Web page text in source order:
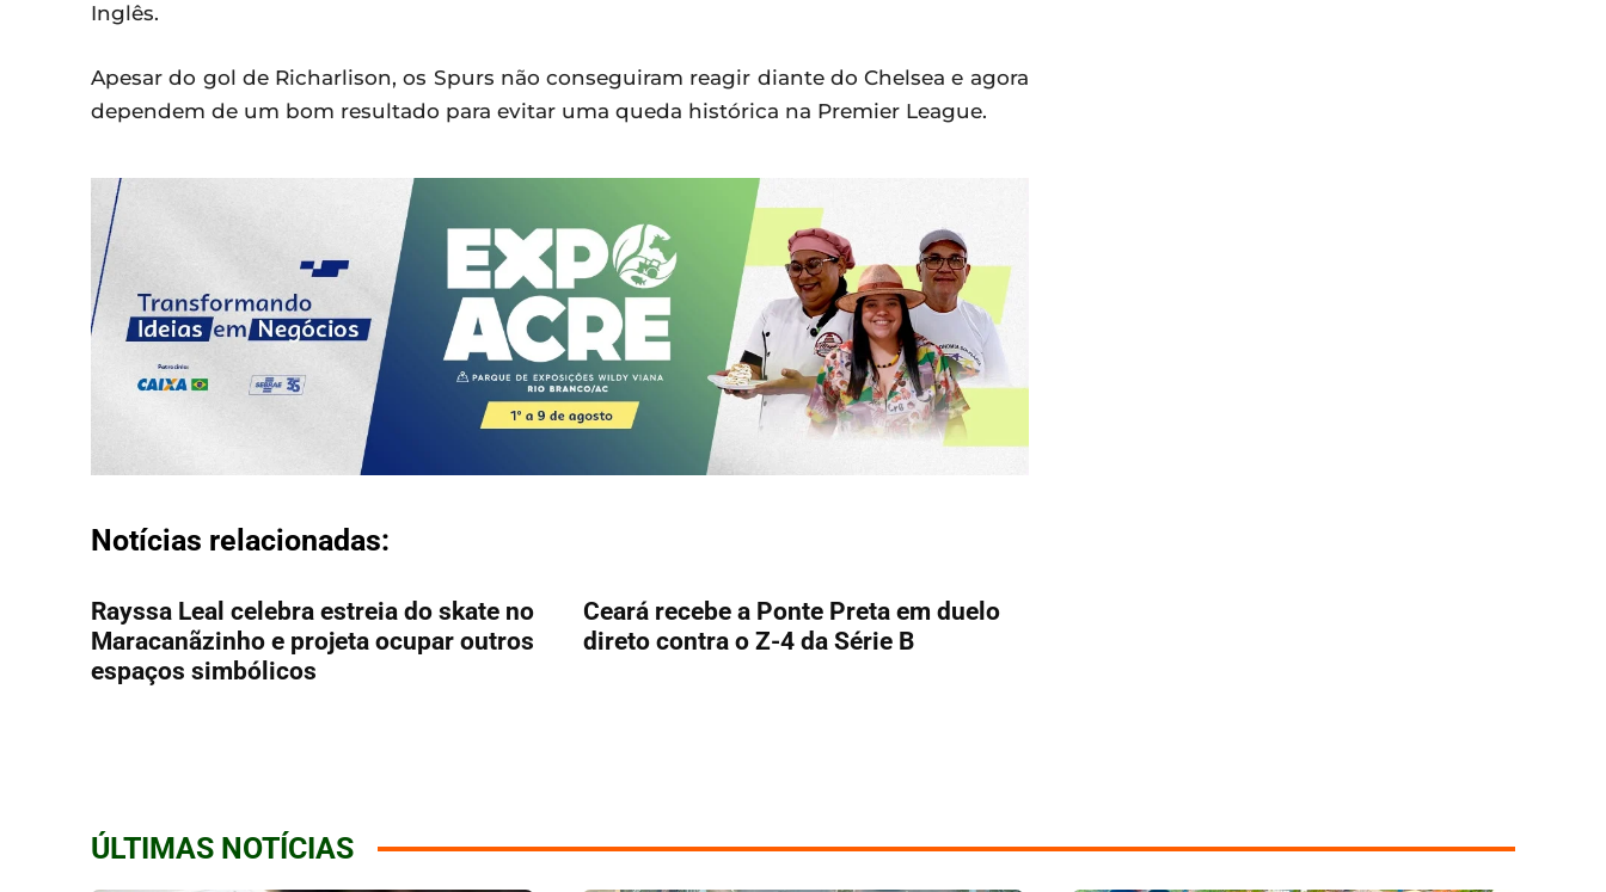
Inglês.
Apesar do gol de Richarlison, os Spurs não conseguiram reagir diante do Chelsea e agora
dependem de um bom resultado para evitar uma queda histórica na Premier League.
Notícias relacionadas:
Rayssa Leal celebra estreia do skate no
Maracanãzinho e projeta ocupar outros
espaços simbólicos
Ceará recebe a Ponte Preta em duelo
direto contra o Z-4 da Série B
ÚLTIMAS NOTÍCIAS